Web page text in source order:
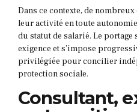
Dans ce contexte, de
leur activité en toute
du statut de salarié. Le
exigence et s’impose
privilégiée pour concilier
protection sociale.
Consultant,